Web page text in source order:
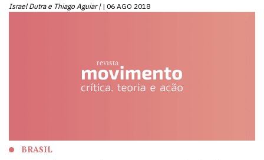
Israel Dutra e Thiago Aguiar | 06 AGO 2018
BRASIL